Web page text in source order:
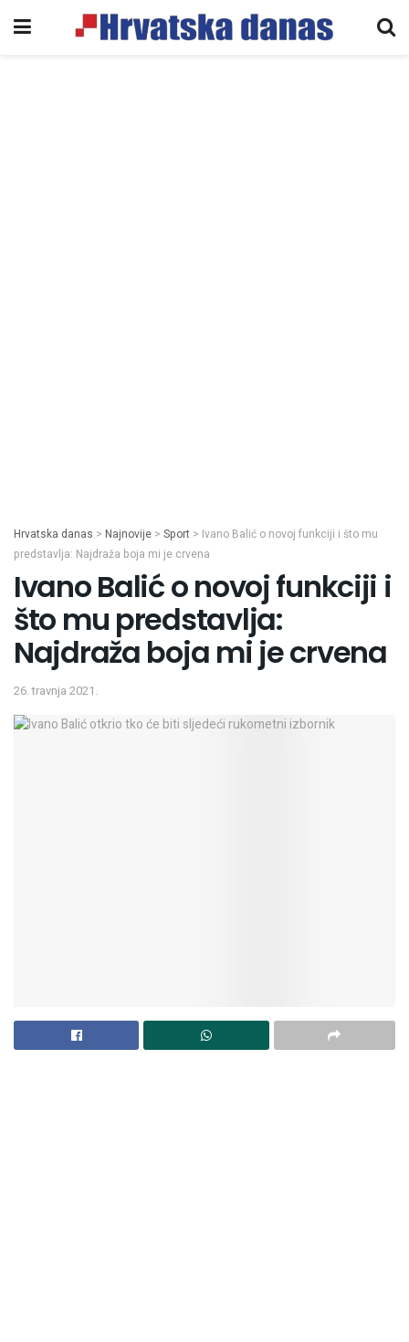
Hrvatska danas > Najnovije > Sport > Ivano Balić o novoj funkciji i što mu
predstavlja: Najdraža boja mi je crvena
Ivano Balić o novoj funkciji i
što mu predstavlja:
Najdraža boja mi je crvena
26. travnja 2021.